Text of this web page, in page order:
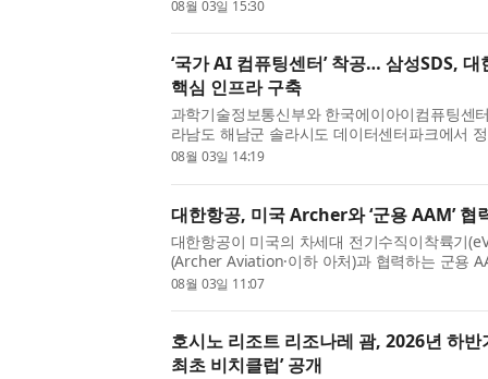
08월 03일 15:30
‘국가 AI 컴퓨팅센터’ 착공… 삼성SDS,
핵심 인프라 구축
과학기술정보통신부와 한국에이아이컴퓨팅센
라남도 해남군 솔라시도 데이터센터파크에서
심 AI 인프라 구축 프로젝트인 ‘국가 AI 컴퓨팅
08월 03일 14:19
대한항공, 미국 Archer와 ‘군용 AAM’ 협
대한항공이 미국의 차세대 전기수직이착륙기
(Archer Aviation·이하 아처)과 협력하는 군용
항공 모빌리티) 사업이 국내 방산업계의 주목을
08월 03일 11:07
호시노 리조트 리조나레 괌, 2026년 하반
최초 비치클럽’ 공개